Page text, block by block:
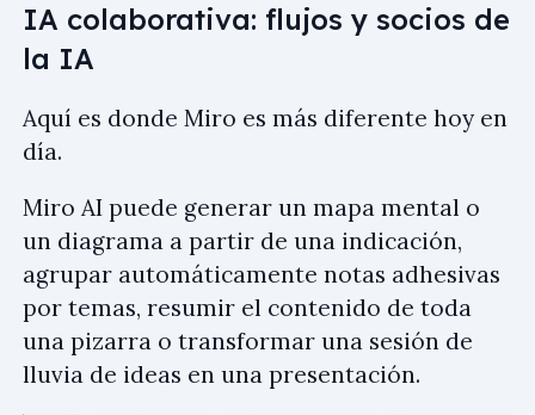
IA colaborativa: flujos y socios de
la IA
Aquí es donde Miro es más diferente hoy en
día.
Miro AI puede generar un mapa mental o
un diagrama a partir de una indicación,
agrupar automáticamente notas adhesivas
por temas, resumir el contenido de toda
una pizarra o transformar una sesión de
lluvia de ideas en una presentación.